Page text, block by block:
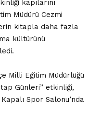
kapılarını
Müdürü Cezmi
kitapla daha fazla
kültürünü
Milli Eğitim Müdürlüğü
Günleri” etkinliği,
Spor Salonu’nda